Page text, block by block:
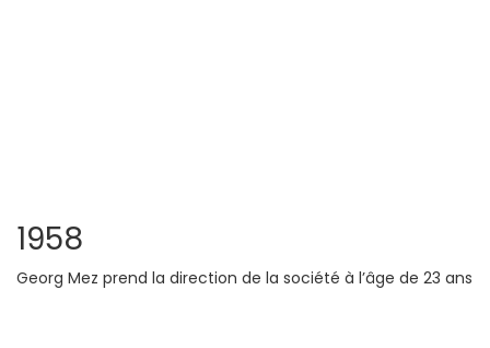
1958
Georg Mez prend la direction de la société à l’âge de 23 ans